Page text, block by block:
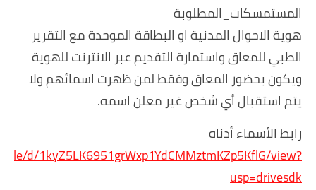
المستمسكات_المطلوبة
هوية الاحوال المدنية او البطاقة الموحدة مع التقرير
الطبي للمعاق واستمارة التقديم عبر الانترنت للهوية
ويكون بحضور المعاق وفقط لمن ظهرت اسمائهم ولا
يتم استقبال أي شخص غير معلن اسمه.
رابط الأسماء أدناه
d/1kyZ5LK6951grWxp1YdCMMztmKZp5KflG/view?
usp=drivesdk